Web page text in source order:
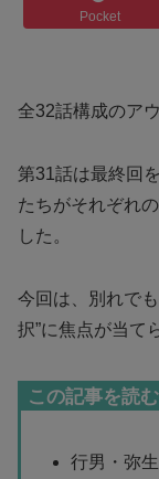
Pocket
全32話構成のア
第31話は最終回
たちがそれぞれ
した。
今回は、別れで
択”に焦点が当て
この記事を読
行男・弥